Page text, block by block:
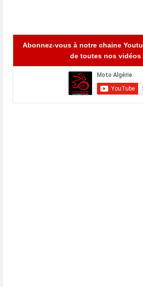
Abonnez-vous à notre chaine
de toutes nos